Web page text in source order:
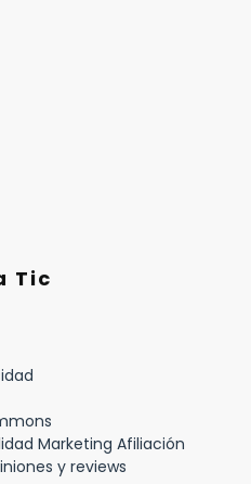
Tic
Marketing Afiliación
y reviews